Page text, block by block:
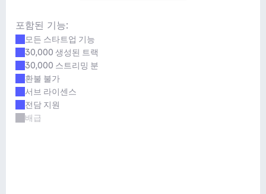
포함된 기능:
모든 스타트업 기능
30,000 생성된 트랙
30,000 스트리밍 분
환불 불가
서브 라이센스
전담 지원
배급